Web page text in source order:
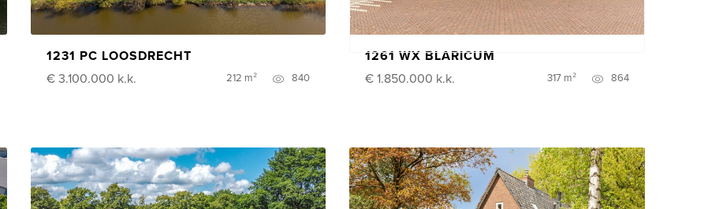
1231 PC LOOSDRECHT
€ 3.100.000 k.k. 212 m² 840
1261 WX BLARICUM
€ 1.850.000 k.k. 317 m² 864